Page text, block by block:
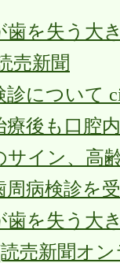
歯を失う大
売新聞
診について
療後も口腔
サイン、高
周病検診を
歯を失う大
売新聞オ